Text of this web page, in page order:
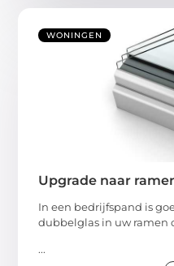
WONINGEN
Upgrade naar
In een bedrijfspand is
dubbelglas in uw ramen
...